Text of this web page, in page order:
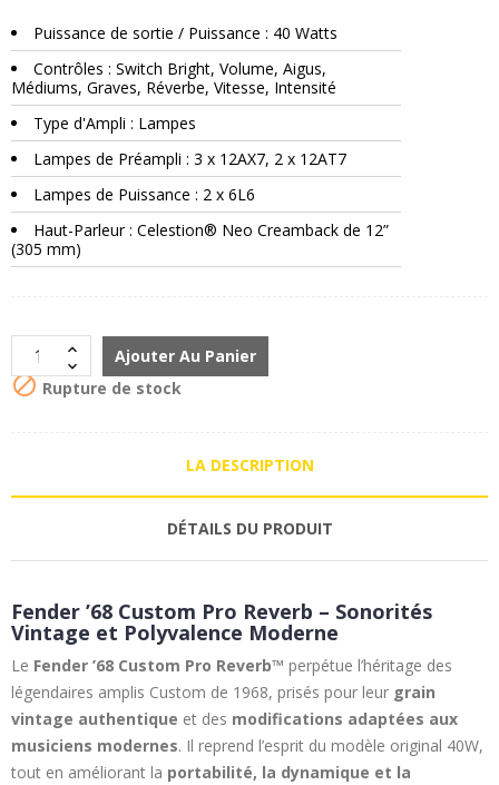
Puissance de sortie / Puissance : 40 Watts
Contrôles : Switch Bright, Volume, Aigus,
Médiums, Graves, Réverbe, Vitesse, Intensité
Type d'Ampli : Lampes
Lampes de Préampli : 3 x 12AX7, 2 x 12AT7
Lampes de Puissance : 2 x 6L6
Haut-Parleur : Celestion® Neo Creamback de 12”
(305 mm)
Ajouter Au Panier
 Rupture de stock
LA DESCRIPTION
DÉTAILS DU PRODUIT
Fender ’68 Custom Pro Reverb – Sonorités
Vintage et Polyvalence Moderne
Le Fender ’68 Custom Pro Reverb™ perpétue l’héritage des
légendaires amplis Custom de 1968, prisés pour leur grain
vintage authentique et des modifications adaptées aux
musiciens modernes. Il reprend l’esprit du modèle original 40W,
tout en améliorant la portabilité, la dynamique et la